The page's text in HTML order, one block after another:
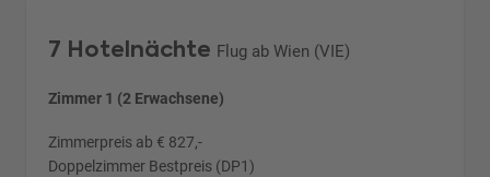
7 Hotelnächte Flug ab Wien (VIE)
Zimmer 1 (2 Erwachsene)
Zimmerpreis ab € 827,-
Doppelzimmer Bestpreis (DP1)